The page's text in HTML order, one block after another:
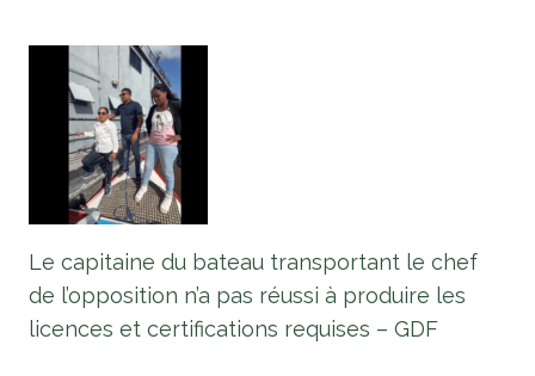
Le capitaine du bateau transportant le chef
de l’opposition n’a pas réussi à produire les
licences et certifications requises – GDF